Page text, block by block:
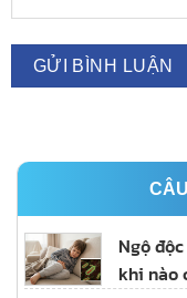
Ngộ
khi nào